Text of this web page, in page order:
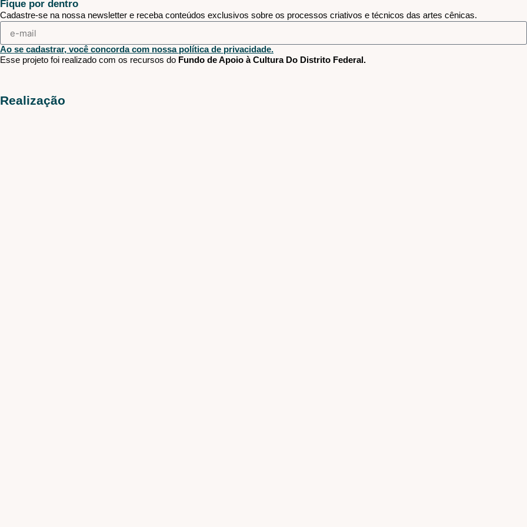
Fique por dentro
Cadastre-se na nossa newsletter e receba conteúdos exclusivos sobre os processos criativos e técnicos das artes cênicas.
Ao se cadastrar, você concorda com nossa política de privacidade.
Esse projeto foi realizado com os recursos do Fundo de Apoio à Cultura Do Distrito Federal.
Realização